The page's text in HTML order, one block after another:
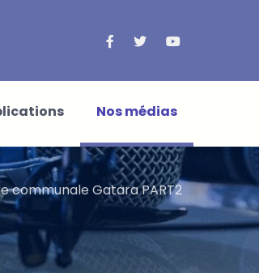
Nos médias
communale Gatara PART2